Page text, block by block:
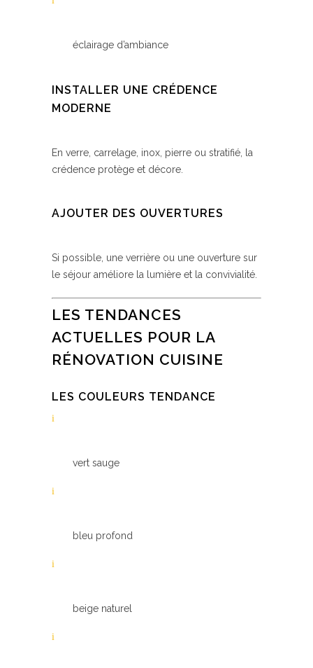
éclairage d’ambiance
INSTALLER UNE CRÉDENCE
MODERNE
En verre, carrelage, inox, pierre ou stratifié, la
crédence protège et décore.
AJOUTER DES OUVERTURES
Si possible, une verrière ou une ouverture sur
le séjour améliore la lumière et la convivialité.
LES TENDANCES
ACTUELLES POUR LA
RÉNOVATION CUISINE
LES COULEURS TENDANCE
vert sauge
bleu profond
beige naturel